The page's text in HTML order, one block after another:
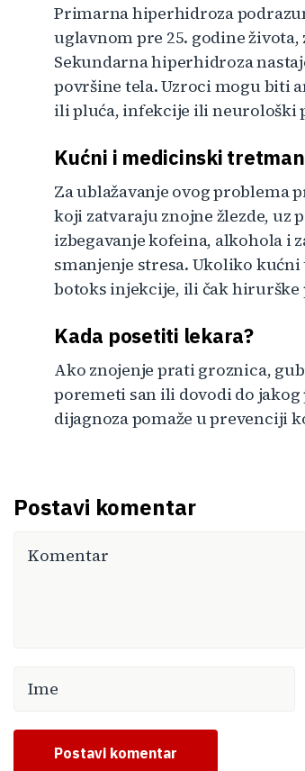
Primarna hiperhidroza
uglavnom pre 25. godine života,
Sekundarna hiperhidroza
površine tela. Uzroci mogu biti
ili pluća, infekcije ili neurološki
Kućni i medicinski
Za ublažavanje ovog
koji zatvaraju znojne žlezde,
izbegavanje kofeina, alkohola i
smanjenje stresa. Ukoliko
botoks injekcije, ili čak
Kada posetiti lekara?
Ako znojenje prati groznica,
poremeti san ili dovodi do
dijagnoza pomaže u prevenciji
Postavi komentar
Postavi komentar